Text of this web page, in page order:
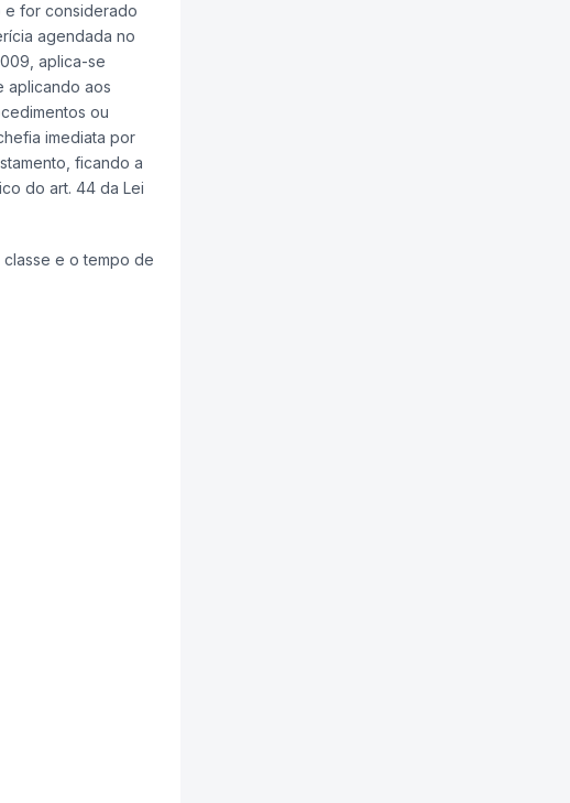
e for considerado
agendada no
aplica-se
aplicando aos
ou
imediata por
ficando a
do art. 44 da Lei
e o tempo de